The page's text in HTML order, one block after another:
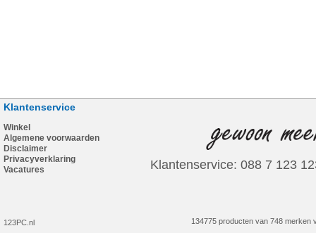
Klantenservice
Winkel
Algemene voorwaarden
Disclaimer
Privacyverklaring
Vacatures
123PC.nl
Klantenservice: 088 7 123
134775 producten van 748 merken